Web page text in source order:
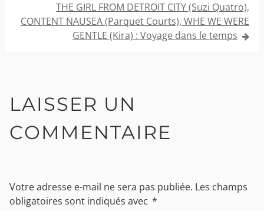
THE GIRL FROM DETROIT CITY (Suzi Quatro),
CONTENT NAUSEA (Parquet Courts), WHE WE WERE
GENTLE (Kira) : Voyage dans le temps
LAISSER UN
COMMENTAIRE
Votre adresse e-mail ne sera pas publiée. Les champs
obligatoires sont indiqués avec *